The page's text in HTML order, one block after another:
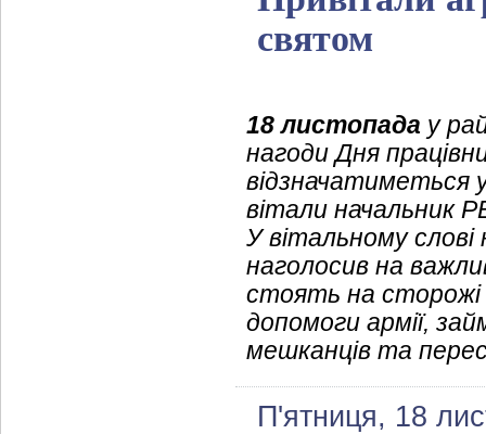
святом
18 листопада у
нагоди Дня
відзначатиметься
вітали начальник
У вітальному слові
наголосив на
стоять на сторожі
допомоги армії,
мешканців та
П'ятниця, 18